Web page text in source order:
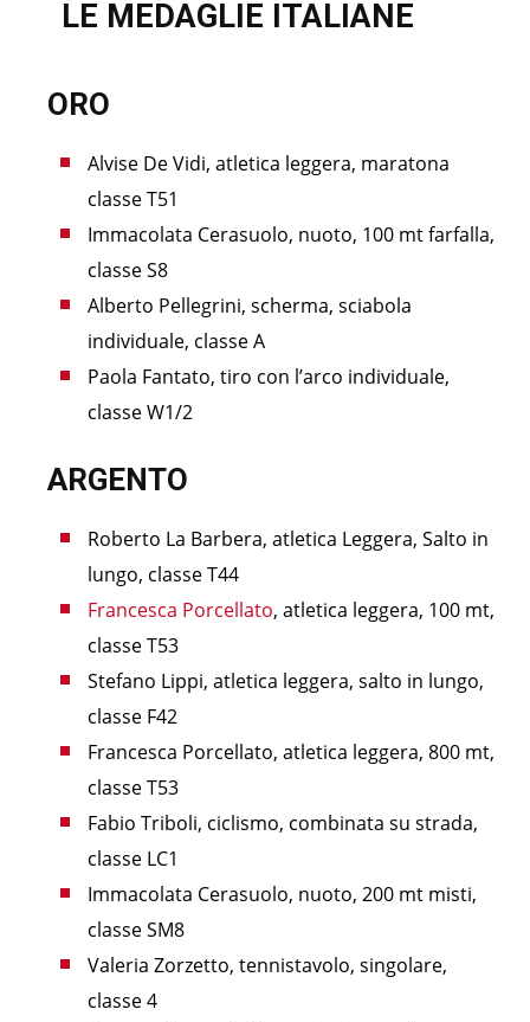
LE MEDAGLIE ITALIANE
ORO
Alvise De Vidi, atletica leggera, maratona
classe T51
Immacolata Cerasuolo, nuoto, 100 mt farfalla,
classe S8
Alberto Pellegrini, scherma, sciabola
individuale, classe A
Paola Fantato, tiro con l’arco individuale,
classe W1/2
ARGENTO
Roberto La Barbera, atletica Leggera, Salto in
lungo, classe T44
Francesca Porcellato, atletica leggera, 100 mt,
classe T53
Stefano Lippi, atletica leggera, salto in lungo,
classe F42
Francesca Porcellato, atletica leggera, 800 mt,
classe T53
Fabio Triboli, ciclismo, combinata su strada,
classe LC1
Immacolata Cerasuolo, nuoto, 200 mt misti,
classe SM8
Valeria Zorzetto, tennistavolo, singolare,
classe 4